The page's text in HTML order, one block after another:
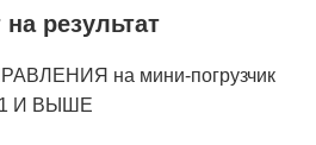
результат
на мини-погрузчик
И ВЫШЕ